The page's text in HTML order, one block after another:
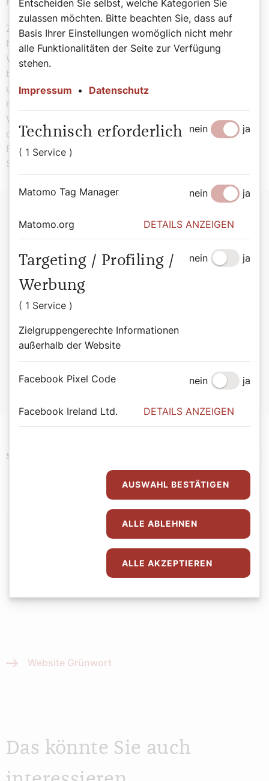
Zum Schluss noch eine Anmerkung zum botanischen
Namen „Crataegus“: Er leitet sich vom griechischen
Wort „krataiós“ ab, was so viel wie fest oder stark
bedeutet. Weißdornholz ist nämlich sehr dauerhaft, hart
und schwer spaltbar. Und so verwundert es nicht, dass
man in früheren Zeiten aus dem Holz sowohl
Werkzeugstiele als auch Spazierstöcke anfertigte. Als
der heilige Josef mit Maria und dem Jesuskind auf der
Flucht nach Ägypten war, soll er sich daher auf einen
Stab aus Weißdornholz gestützt haben!
©Horst H. Wiedemann
Zur Person:
Journalistin. Sie hat ihre Leidenschaft für Kunst und
Schlagwörter
Antje Peters-Reimann
Website Grünwort
Das könnte Sie auch
Entscheiden Sie selbst, welche Kategorien Sie
zulassen möchten. Bitte beachten Sie, dass auf
Basis Ihrer Einstellungen womöglich nicht mehr
alle Funktionalitäten der Seite zur Verfügung
stehen.
Impressum • Datenschutz
Technisch erforderlich
( 1 Service )
nein ja
Matomo Tag Manager nein ja
Matomo.org DETAILS ANZEIGEN
Targeting / Profiling /
Werbung
( 1 Service )
Zielgruppengerechte Informationen
außerhalb der Website
nein ja
Facebook Pixel Code nein ja
Facebook Ireland Ltd. DETAILS ANZEIGEN
AUSWAHL BESTÄTIGEN
ALLE ABLEHNEN
ALLE AKZEPTIEREN